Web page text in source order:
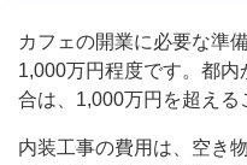
カフェの開業に必要な準
1,000万円程度です。都
合は、1,000万円を超える
内装工事の費用は、空き